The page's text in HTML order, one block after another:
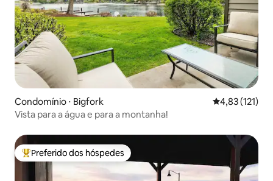
Condomínio ⋅ Bigfork 4,83 de uma
4,83 (121)
Vista para a água e para a montanha!
Entre os melhores preferidos dos hóspedes
Preferido dos hóspedes